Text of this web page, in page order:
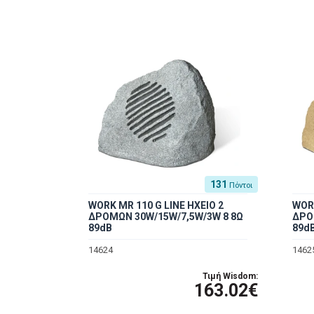
131 Πόντοι
WORK MR 110 G LINE ΗΧΕΙΟ 2
ΔΡΟΜΩΝ 30W/15W/7,5W/3W 8 8Ω
89dB
14624
Τιμή Wisdom:
163.02€